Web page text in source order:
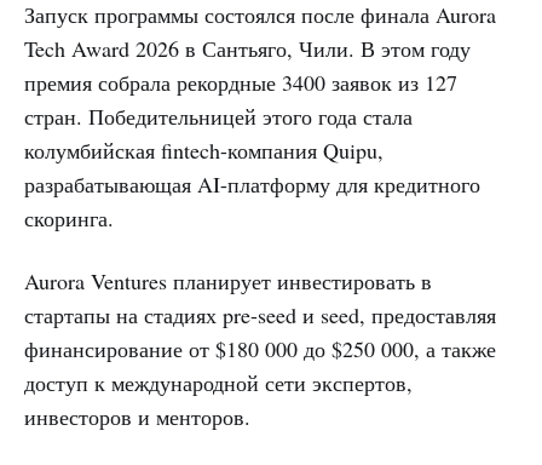
Запуск программы состоялся после финала Aurora
Tech Award 2026 в Сантьяго, Чили. В этом году
премия собрала рекордные 3400 заявок из 127
стран. Победительницей этого года стала
колумбийская fintech-компания Quipu,
разрабатывающая AI-платформу для кредитного
скоринга.
Aurora Ventures планирует инвестировать в
стартапы на стадиях pre-seed и seed, предоставляя
финансирование от $180 000 до $250 000, а также
доступ к международной сети экспертов,
инвесторов и менторов.